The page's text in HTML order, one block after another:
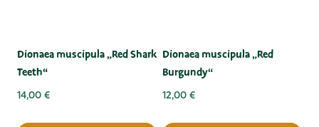
Dionaea muscipula „Red Shark
Teeth“
14,00 €
Dionaea muscipula „Red
Burgundy“
12,00 €